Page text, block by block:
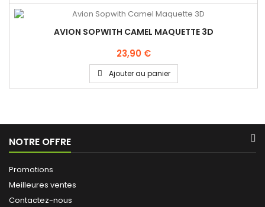
AVION SOPWITH CAMEL MAQUETTE 3D
23,90 €
Ajouter au panier
NOTRE OFFRE
Promotions
Meilleures ventes
Contactez-nous